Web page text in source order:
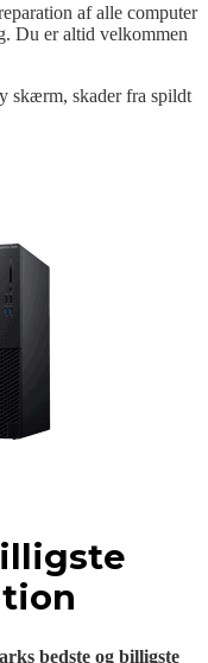
af alle computer
Du er altid velkommen
skærm, skader fra spildt
bedste og billigste